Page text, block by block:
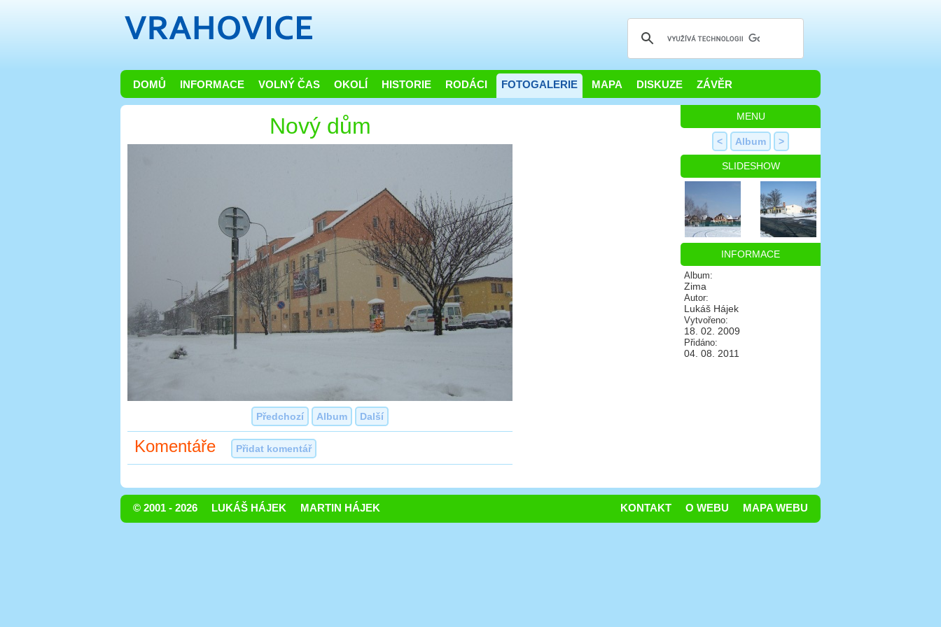
DOMŮ INFORMACE VOLNÝ ČAS OKOLÍ HISTORIE RODÁCI FOTOGALERIE MAPA DISKUZE ZÁVĚR
Nový dům
Předchozí Album Další
Komentáře Přidat komentář
MENU
< Album >
SLIDESHOW
INFORMACE
Album:
Zima
Autor:
Lukáš Hájek
Vytvořeno:
18. 02. 2009
Přidáno:
04. 08. 2011
© 2001 - 2026 LUKÁŠ HÁJEK MARTIN HÁJEK MAPA WEBU
O WEBU
KONTAKT